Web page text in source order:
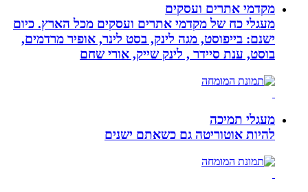
מקדמי אתרים ועסקים
מעגלי כח של מקדמי אתרים ועסקים מכל הארץ. כיום
ישנם: בייפוסט, מגה לינק, בסט לינר, אופיר מרדמים,
בוסט, ענת סיידר , לינק שייק, אורי שחם
מעגלי תמיכה
להיות אוטוריטה גם כשאתם ישנים